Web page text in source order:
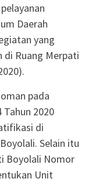
Daerah
yang
di Ruang Merpati
pada
2020
di
Selain itu
Boyolali Nomor
Unit